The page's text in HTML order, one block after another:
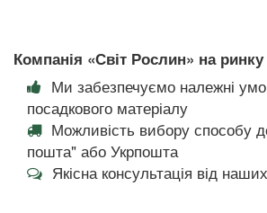
Компанія «Світ Рослин» на
Ми забезпечуємо належні
посадкового матеріалу
Можливість вибору способу
пошта" або Укрпошта
Якісна консультація від